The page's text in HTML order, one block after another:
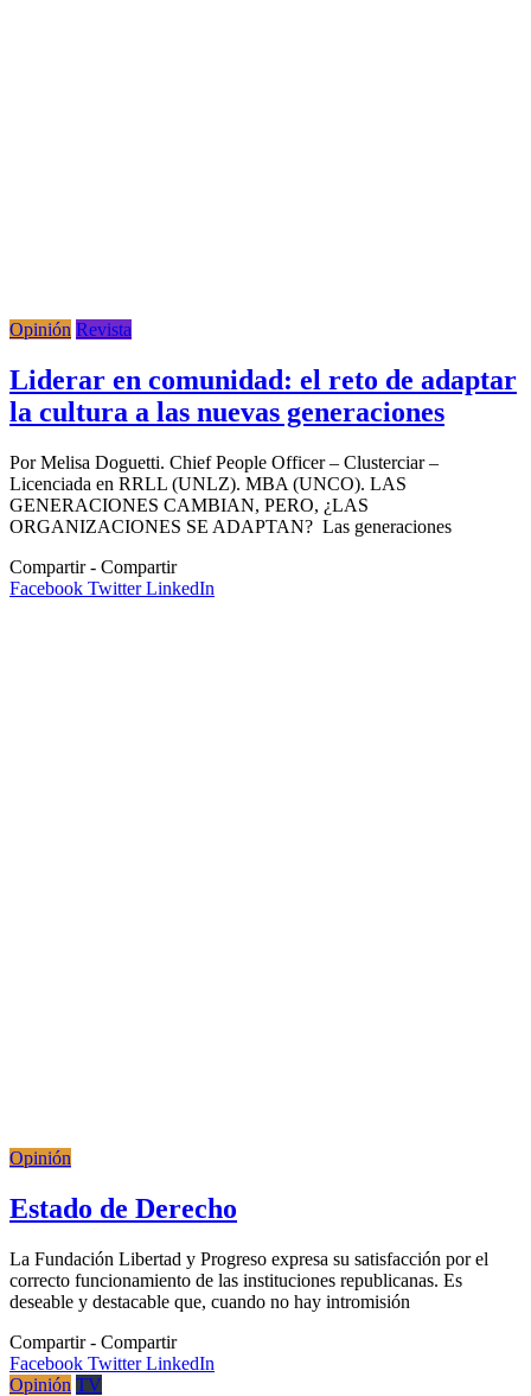
Opinión Revista
Liderar en comunidad: el reto de adaptar
la cultura a las nuevas generaciones
Por Melisa Doguetti. Chief People Officer – Clusterciar –
Licenciada en RRLL (UNLZ). MBA (UNCO). LAS
GENERACIONES CAMBIAN, PERO, ¿LAS
ORGANIZACIONES SE ADAPTAN? Las generaciones
Compartir
Facebook TwitterLinkedIn
Opinión
Estado de Derecho
La Fundación Libertad y Progreso expresa su satisfacción por el
correcto funcionamiento de las instituciones republicanas. Es
deseable y destacable que, cuando no hay intromisión
Compartir
Facebook TwitterLinkedIn
Opinión TV